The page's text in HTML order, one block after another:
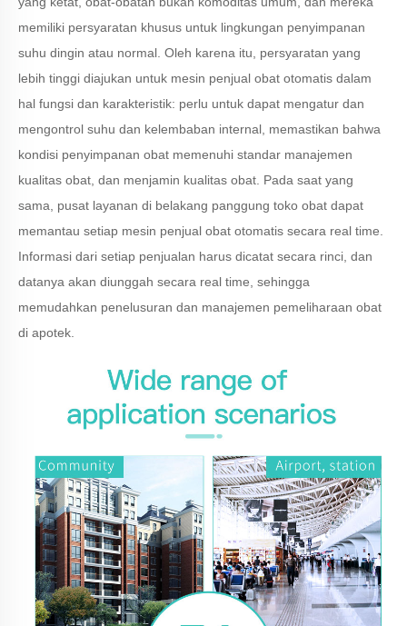
memiliki persyaratan khusus untuk lingkungan penyimpanan
suhu dingin atau normal. Oleh karena itu, persyaratan yang
lebih tinggi diajukan untuk mesin penjual obat otomatis dalam
hal fungsi dan karakteristik: perlu untuk dapat mengatur dan
mengontrol suhu dan kelembaban internal, memastikan bahwa
kondisi penyimpanan obat memenuhi standar manajemen
kualitas obat, dan menjamin kualitas obat. Pada saat yang
sama, pusat layanan di belakang panggung toko obat dapat
memantau setiap mesin penjual obat otomatis secara real time.
Informasi dari setiap penjualan harus dicatat secara rinci, dan
datanya akan diunggah secara real time, sehingga
memudahkan penelusuran dan manajemen pemeliharaan obat
di apotek.